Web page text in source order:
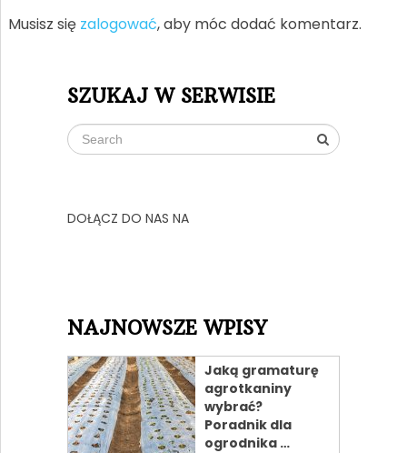
Musisz się zalogować, aby móc dodać komentarz.
SZUKAJ W SERWISIE
DOŁĄCZ DO NAS NA
NAJNOWSZE WPISY
Jaką gramaturę
agrotkaniny
wybrać?
Poradnik dla
ogrodnika …